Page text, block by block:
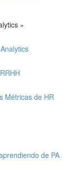
»
Métricas de HR
de PA